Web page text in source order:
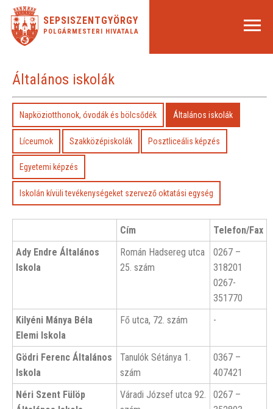
SEPSISZENTGYÖRGY
POLGÁRMESTERI HIVATALA
Általános iskolák
Napköziotthonok, óvodák és bölcsődék Általános iskolák
Líceumok Szakközépiskolák Posztliceális képzés
Egyetemi képzés
Iskolán kívüli tevékenységeket szervező oktatási egység
Cím
Telefon/Fax
Ady Endre Általános
Iskola
Román Hadsereg utca
25. szám
0267 –
318201
0267-
351770
Kilyéni Mánya Béla
Elemi Iskola
Fő utca, 72. szám -
Gödri Ferenc Általános
Iskola
Tanulók Sétánya 1.
szám
0367 –
407421
Néri Szent Fülöp
Váradi József utca 92.
0267 –